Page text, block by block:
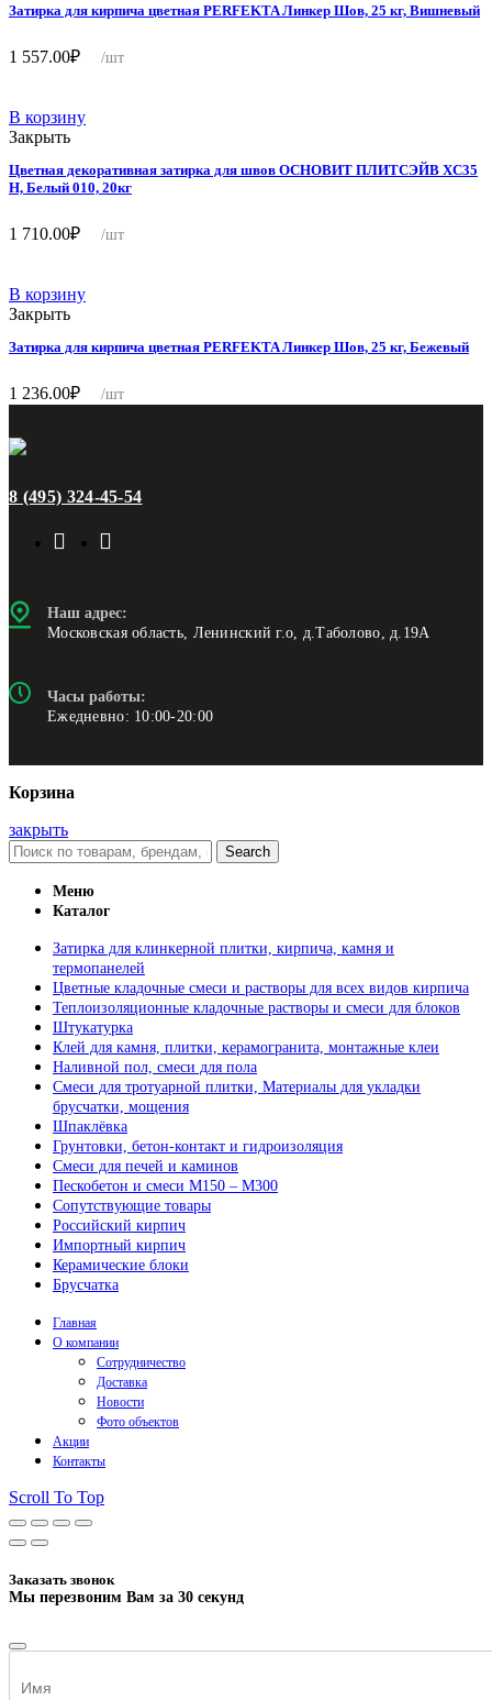
Затирка для кирпича цветная PERFEKTA Линкер Шов, 25 кг, Вишневый
1 557.00₽ /шт
В корзину
Закрыть
Цветная декоративная затирка для швов ОСНОВИТ ПЛИТСЭЙВ XC35
Н, Белый 010, 20кг
1 710.00₽ /шт
В корзину
Закрыть
Затирка для кирпича цветная PERFEKTA Линкер Шов, 25 кг, Бежевый
1 236.00₽ /шт
8 (495) 324-45-54
Наш адрес:
Московская область, Ленинский г.о, д.Таболово, д.19А
Часы работы:
Ежедневно: 10:00-20:00
Корзина
закрыть
Search
Меню
Каталог
Затирка для клинкерной плитки, кирпича, камня и
термопанелей
Цветные кладочные смеси и растворы для всех видов кирпича
Теплоизоляционные кладочные растворы и смеси для блоков
Штукатурка
Клей для камня, плитки, керамогранита, монтажные клеи
Наливной пол, смеси для пола
Смеси для тротуарной плитки, Материалы для укладки
брусчатки, мощения
Шпаклёвка
Грунтовки, бетон-контакт и гидроизоляция
Смеси для печей и каминов
Пескобетон и смеси М150 – М300
Сопутствующие товары
Российский кирпич
Импортный кирпич
Керамические блоки
Брусчатка
Главная
О компании
Сотрудничество
Доставка
Новости
Фото объектов
Акции
Контакты
Scroll To Top
Заказать звонок
Мы перезвоним Вам за 30 секунд